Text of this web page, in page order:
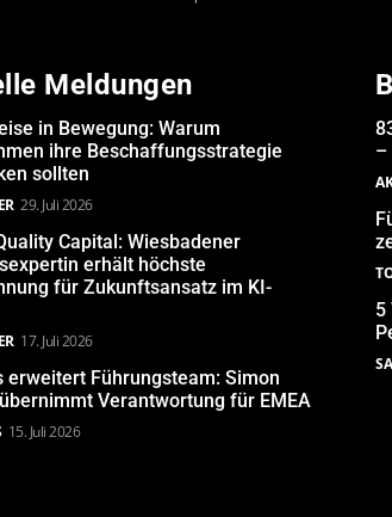
Meldungen
in Bewegung: Warum
ihre Beschaffungsstrategie
sollten
29. Juli 2026
Capital: Wiesbadener
erhält höchste
für Zukunftsansatz im KI-
17. Juli 2026
erweitert Führungsteam: Simon
Verantwortung für EMEA
15. Juli 2026
–
5